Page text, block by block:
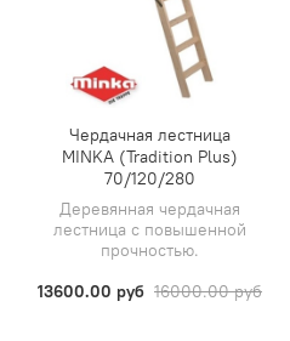
Чердачная лестница
MINKA (Tradition Plus)
70/120/280
Деревянная чердачная
лестница с повышенной
прочностью.
13600.00 руб 16000.00 руб